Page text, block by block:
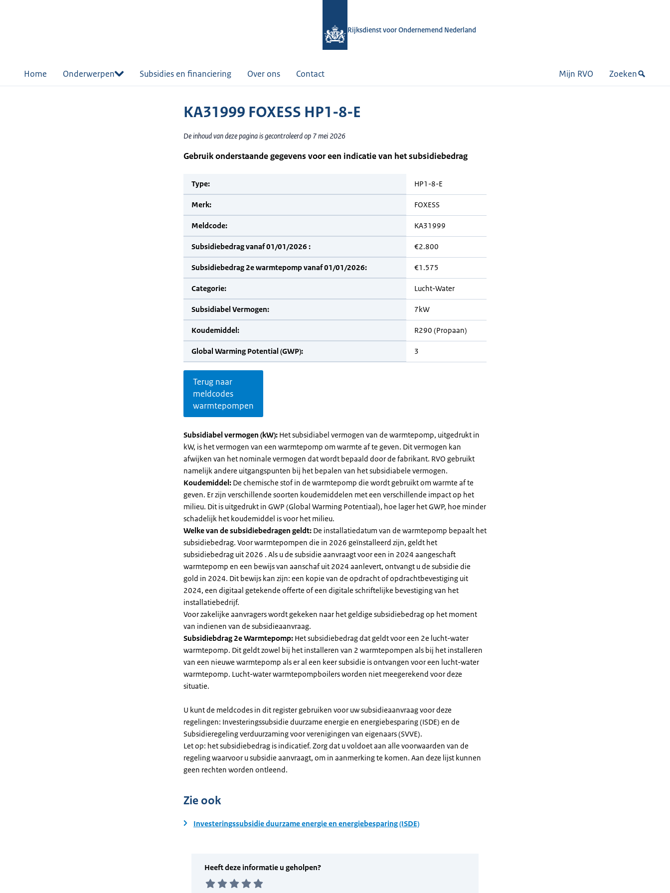
Rijksdienst voor Ondernemend Nederland
Home Onderwerpen Subsidies en financiering Over ons Contact Mijn RVO Zoeken
KA31999 FOXESS HP1-8-E
De inhoud van deze pagina is gecontroleerd op 7 mei 2026
Gebruik onderstaande gegevens voor een indicatie van het subsidiebedrag
Type: HP1-8-E
Merk: FOXESS
Meldcode: KA31999
Subsidiebedrag vanaf 01/01/2026 : €2.800
Subsidiebedrag 2e warmtepomp vanaf 01/01/2026: €1.575
Categorie: Lucht-Water
Subsidiabel Vermogen: 7kW
Koudemiddel: R290 (Propaan)
Global Warming Potential (GWP): 3
Terug naar
meldcodes
warmtepompen
Subsidiabel vermogen (kW): Het subsidiabel vermogen van de warmtepomp, uitgedrukt in
kW, is het vermogen van een warmtepomp om warmte af te geven. Dit vermogen kan
afwijken van het nominale vermogen dat wordt bepaald door de fabrikant. RVO gebruikt
namelijk andere uitgangspunten bij het bepalen van het subsidiabele vermogen.
Koudemiddel: De chemische stof in de warmtepomp die wordt gebruikt om warmte af te
geven. Er zijn verschillende soorten koudemiddelen met een verschillende impact op het
milieu. Dit is uitgedrukt in GWP (Global Warming Potentiaal), hoe lager het GWP, hoe minder
schadelijk het koudemiddel is voor het milieu.
Welke van de subsidiebedragen geldt: De installatiedatum van de warmtepomp bepaalt het
subsidiebedrag. Voor warmtepompen die in 2026 geïnstalleerd zijn, geldt het
subsidiebedrag uit 2026 . Als u de subsidie aanvraagt voor een in 2024 aangeschaft
warmtepomp en een bewijs van aanschaf uit 2024 aanlevert, ontvangt u de subsidie die
gold in 2024. Dit bewijs kan zijn: een kopie van de opdracht of opdrachtbevestiging uit
2024, een digitaal getekende offerte of een digitale schriftelijke bevestiging van het
installatiebedrijf.
Voor zakelijke aanvragers wordt gekeken naar het geldige subsidiebedrag op het moment
van indienen van de subsidieaanvraag.
Subsidiebdrag 2e Warmtepomp: Het subsidiebedrag dat geldt voor een 2e lucht-water
warmtepomp. Dit geldt zowel bij het installeren van 2 warmtepompen als bij het installeren
van een nieuwe warmtepomp als er al een keer subsidie is ontvangen voor een lucht-water
warmtepomp. Lucht-water warmtepompboilers worden niet meegerekend voor deze
situatie.
U kunt de meldcodes in dit register gebruiken voor uw subsidieaanvraag voor deze
regelingen: Investeringssubsidie duurzame energie en energiebesparing (ISDE) en de
Subsidieregeling verduurzaming voor verenigingen van eigenaars (SVVE).
Let op: het subsidiebedrag is indicatief. Zorg dat u voldoet aan alle voorwaarden van de
regeling waarvoor u subsidie aanvraagt, om in aanmerking te komen. Aan deze lijst kunnen
geen rechten worden ontleend.
Zie ook
Investeringssubsidie duurzame energie en energiebesparing (ISDE)